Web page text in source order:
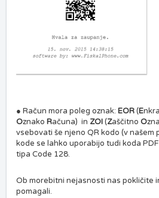
● Račun mora poleg oznak: EOR(E
Oznako Računa) in ZOI(Zaščitno O
vsebovati še njeno QR kodo (v našem
kode se lahko uporabijo tudi koda
tipa Code 128.
Ob morebitni nejasnosti nas pokličite
pomagali.